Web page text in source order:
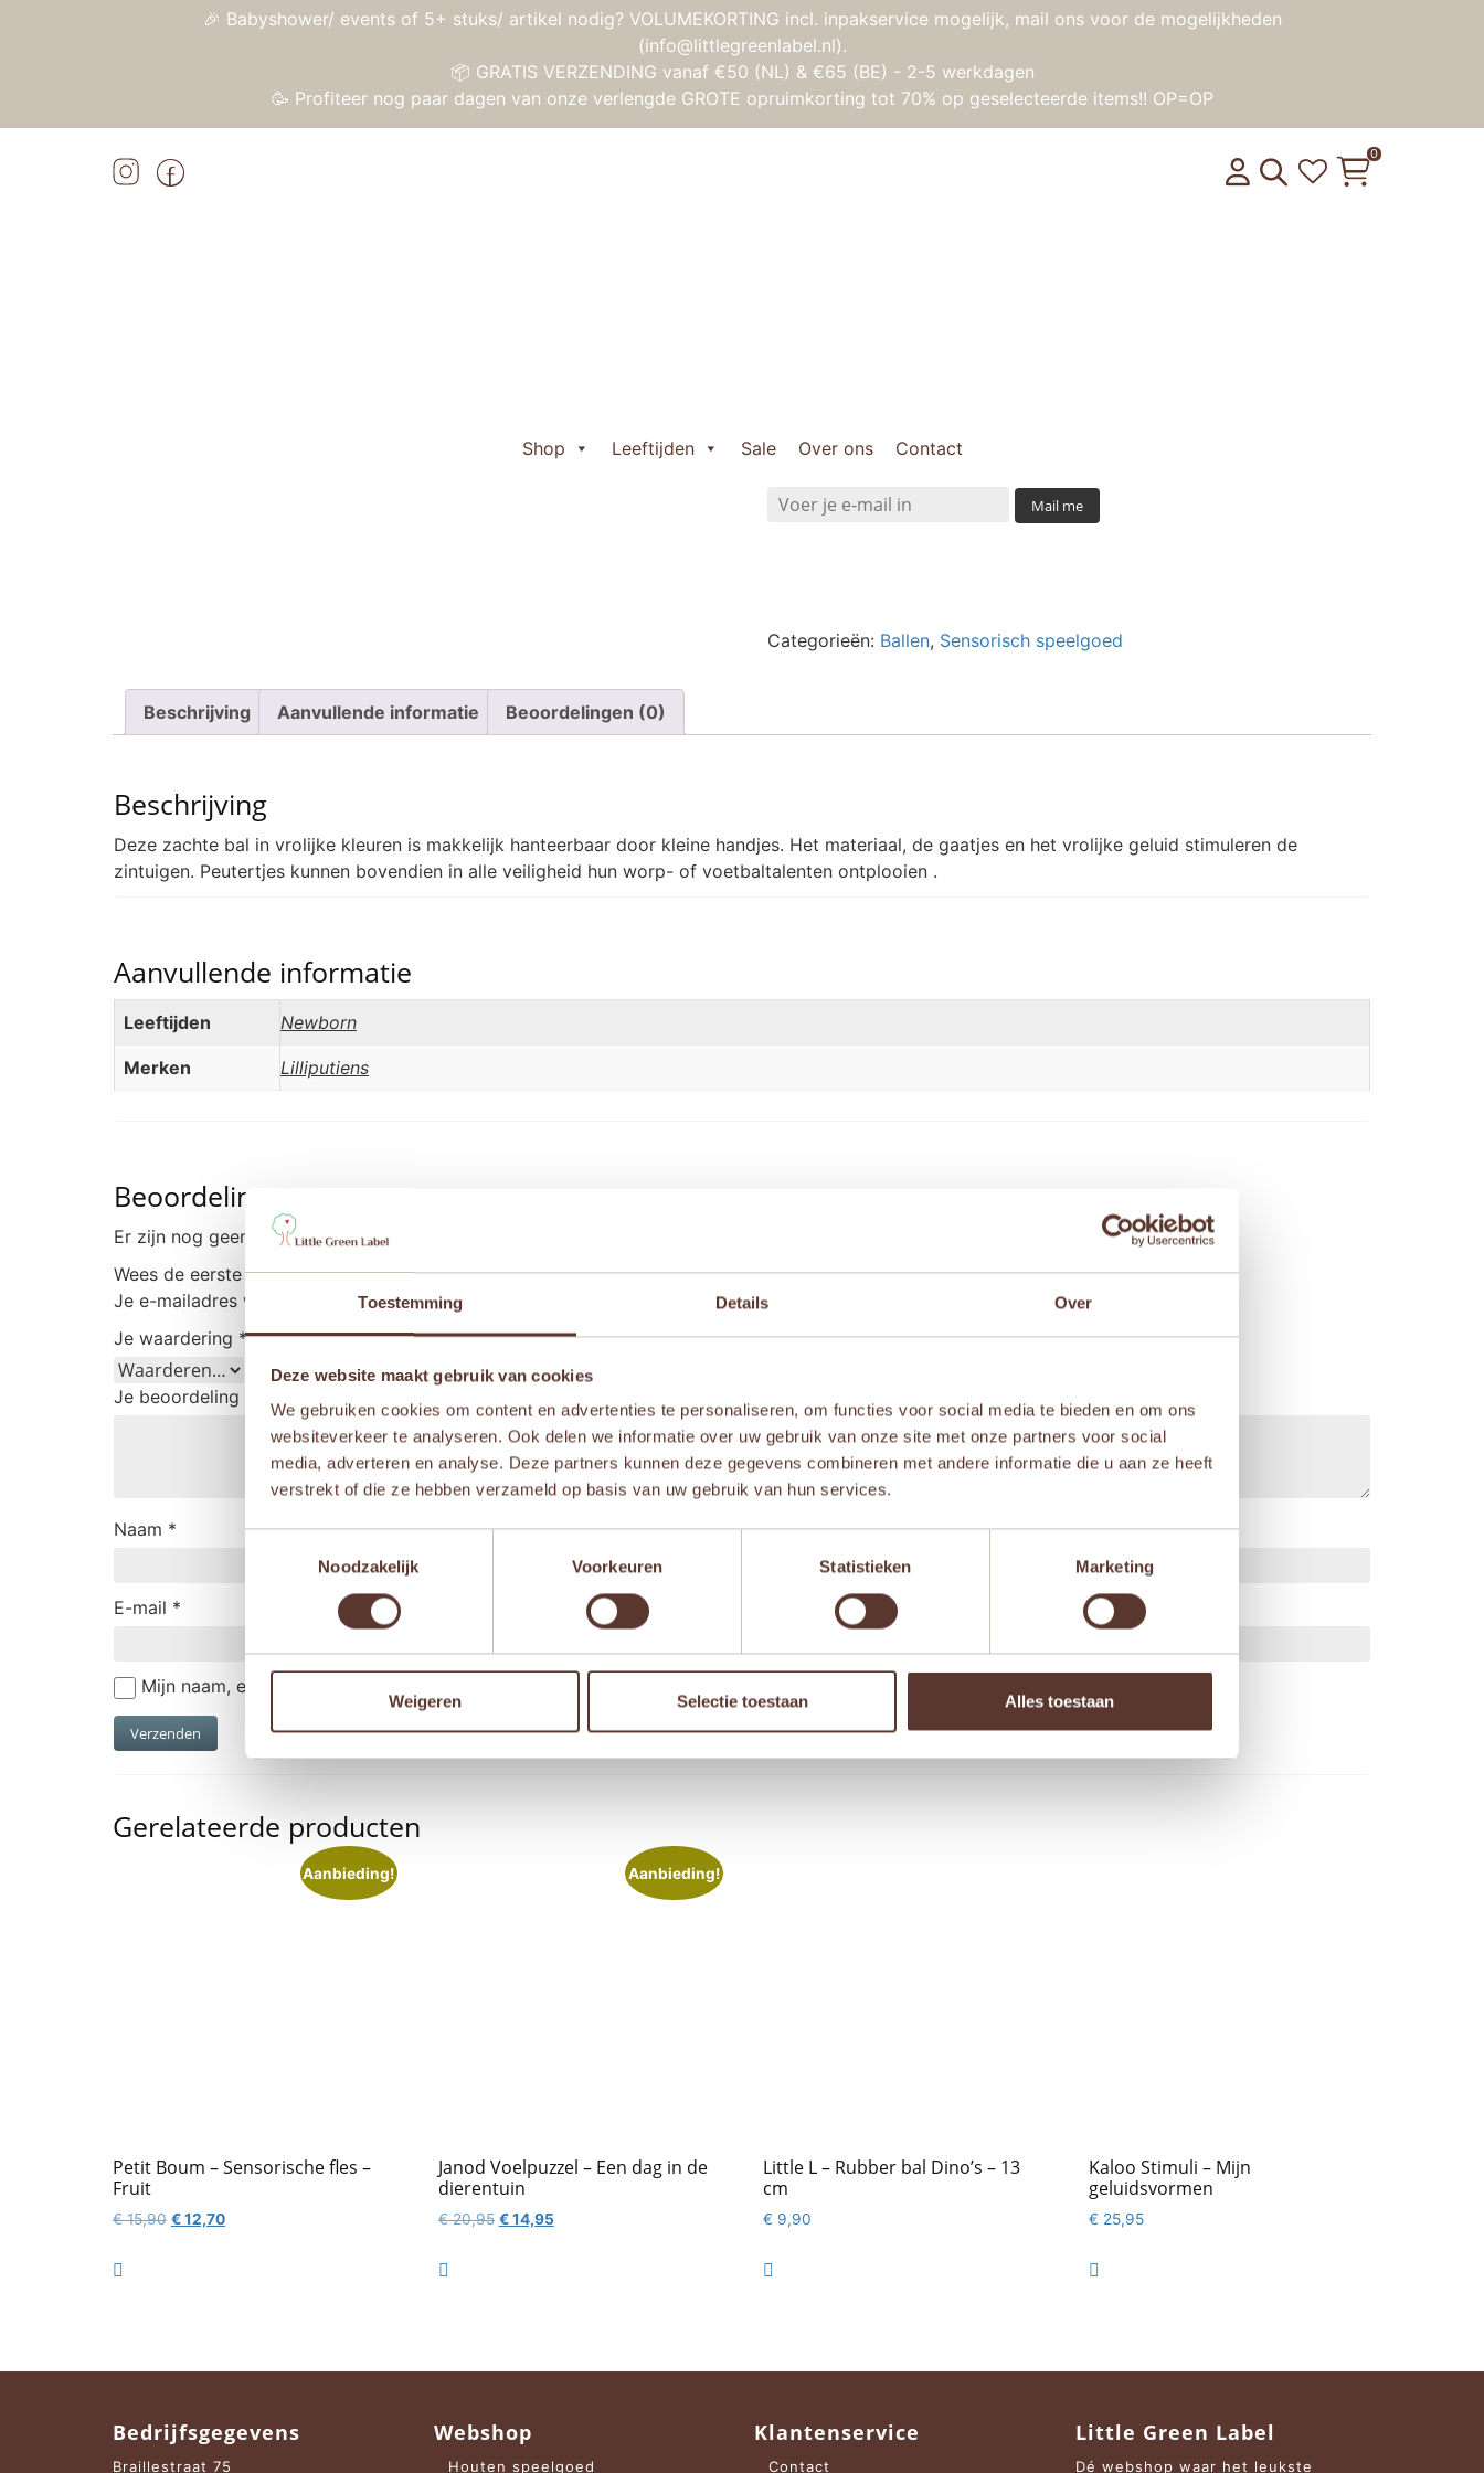
Toestemming Details Over
Deze website maakt gebruik van cookies
We gebruiken cookies om content en advertenties te personaliseren, om functies voor social media te bieden en om ons
websiteverkeer te analyseren. Ook delen we informatie over uw gebruik van onze site met onze partners voor social
media, adverteren en analyse. Deze partners kunnen deze gegevens combineren met andere informatie die u aan ze heeft
verstrekt of die ze hebben verzameld op basis van uw gebruik van hun services.
Noodzakelijk
Voorkeuren Statistieken Marketing
Weigeren Selectie toestaan Alles toestaan
🎉 Babyshower/ events of 5+ stuks/ artikel nodig? VOLUMEKORTING incl. inpakservice mogelijk, mail ons voor de mogelijkheden
(info@littlegreenlabel.nl).
📦 GRATIS VERZENDING vanaf €50 (NL) & €65 (BE) - 2-5 werkdagen
🥳 Profiteer nog paar dagen van onze verlengde GROTE opruimkorting tot 70% op geselecteerde items!! OP=OP
0
Shop Leeftijden Sale Over ons Contact
€ 19,95.€ 9,95.
Wil je weten wanneer het product weer op voorraad is?
Mail me
Categorieën: Ballen, Sensorisch speelgoed
Beschrijving Aanvullende informatie Beoordelingen (0)
Beschrijving
Deze zachte bal in vrolijke kleuren is makkelijk hanteerbaar door kleine handjes. Het materiaal, de gaatjes en het vrolijke geluid stimuleren de
zintuigen. Peutertjes kunnen bovendien in alle veiligheid hun worp- of voetbaltalenten ontplooien .
Aanvullende informatie
Leeftijden Newborn
Merken Lilliputiens
Beoordelingen
Er zijn nog geen beoordelingen.
Wees de eerste om “Lilliputiens – Sensorische bal Paulette” te beoordelen
Je e-mailadres wordt niet gepubliceerd. Vereiste velden zijn gemarkeerd met*
Je waardering *
Je beoordeling
Naam *
E-mail *
Mijn naam, e-mail en site opslaan in deze browser voor de volgende keer wanneer ik een reactie plaats.
Gerelateerde producten
Aanbieding!
Petit Boum – Sensorische fles –
Fruit
€15,90 Oorspronkelijke
€12,70Huidige

Aanbieding!
Janod Voelpuzzel – Een dag in de
dierentuin
€20,95 Oorspronkelijke
€14,95Huidige

Little L – Rubber bal Dino’s – 13
cm
€ 9,90

Kaloo Stimuli – Mijn
geluidsvormen
€ 25,95

Bedrijfsgegevens
Braillestraat 75
Webshop
Houten speelgoed
Klantenservice
Contact
Little Green Label
Dé webshop waar het leukste